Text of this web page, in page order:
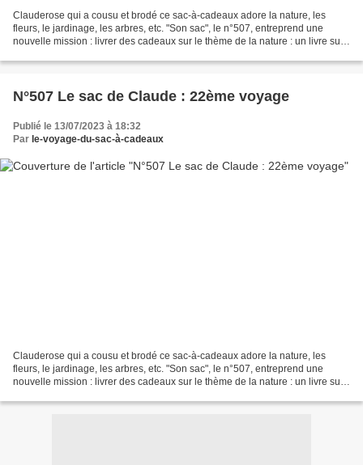
Clauderose qui a cousu et brodé ce sac-à-cadeaux adore la nature, les
fleurs, le jardinage, les arbres, etc. "Son sac", le n°507, entreprend une
nouvelle mission : livrer des cadeaux sur le thème de la nature : un livre sur
N°507 Le sac de Claude : 22ème voyage
Publié le 13/07/2023 à 18:32
Par le-voyage-du-sac-à-cadeaux
Clauderose qui a cousu et brodé ce sac-à-cadeaux adore la nature, les
fleurs, le jardinage, les arbres, etc. "Son sac", le n°507, entreprend une
nouvelle mission : livrer des cadeaux sur le thème de la nature : un livre sur